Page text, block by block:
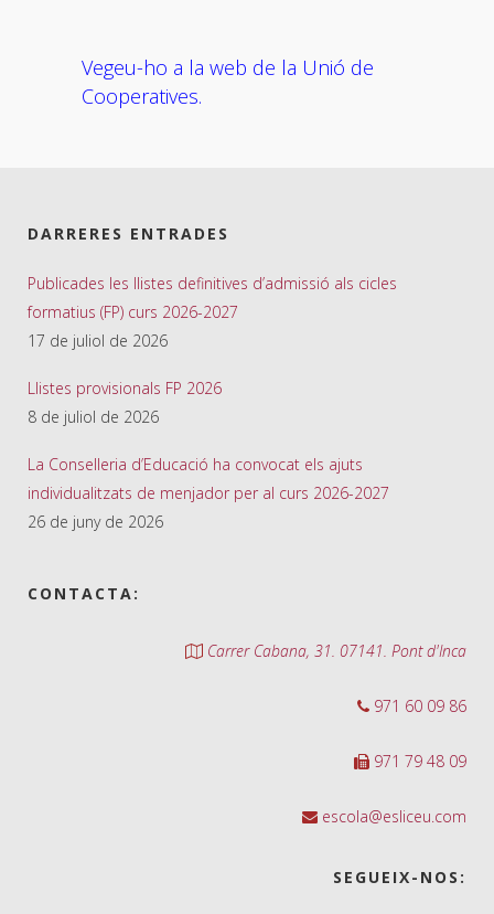
Vegeu-ho a la web de la Unió de
Cooperatives.
DARRERES ENTRADES
Publicades les llistes definitives d’admissió als cicles
formatius (FP) curs 2026-2027
17 de juliol de 2026
Llistes provisionals FP 2026
8 de juliol de 2026
La Conselleria d’Educació ha convocat els ajuts
individualitzats de menjador per al curs 2026-2027
26 de juny de 2026
CONTACTA:
Carrer Cabana, 31. 07141. Pont d'Inca
971 60 09 86
971 79 48 09
escola@esliceu.com
SEGUEIX-NOS: